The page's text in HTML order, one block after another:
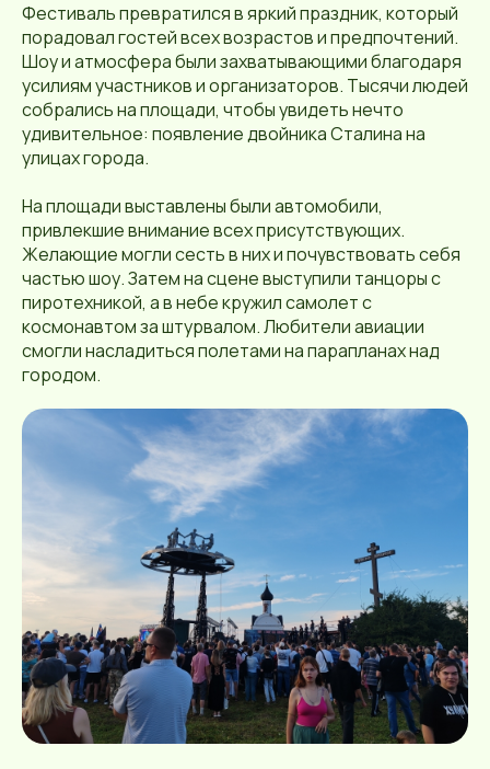
Фестиваль превратился в яркий праздник, который
порадовал гостей всех возрастов и предпочтений.
Шоу и атмосфера были захватывающими благодаря
усилиям участников и организаторов. Тысячи людей
собрались на площади, чтобы увидеть нечто
удивительное: появление двойника Сталина на
улицах города.
На площади выставлены были автомобили,
привлекшие внимание всех присутствующих.
Желающие могли сесть в них и почувствовать себя
частью шоу. Затем на сцене выступили танцоры с
пиротехникой, а в небе кружил самолет с
космонавтом за штурвалом. Любители авиации
смогли насладиться полетами на парапланах над
городом.